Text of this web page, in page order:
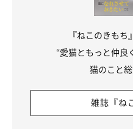
こんなところ
『ねこのきも
“愛猫ともっと仲良
猫のこと総
雑誌『ね